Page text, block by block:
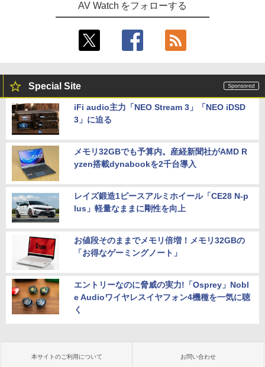
AV Watch をフォローする
Special Site
iFi audio主力「NEO Stream 3」「NEO iDSD
3」に迫る
メモリ32GBでも予算内。産経新聞社がAMD R
yzen搭載dynabookを2千台導入
レイズ鍛造1ピースアルミホイール「CE28 N-p
lus」軽量なままに剛性を向上
お値段そのままでメモリ倍増！メモリ32GBの
「お得なゲーミングノート」
エントリーなのに脅威の実力!「Osprey」Nobl
e Audioワイヤレスイヤフォン4機種を一気に聴
く
本サイトのご利用について お問い合わせ